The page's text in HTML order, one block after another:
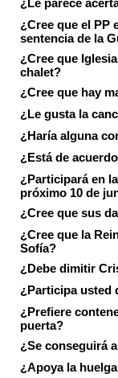
¿Le parece
¿Cree que el PP
sentencia de la
¿Cree que
chalet?
¿Cree que hay
¿Le gusta la
¿Haría alguna
¿Está de
¿Participará en
próximo 10 de
¿Cree que sus
¿Cree que la
Sofía?
¿Debe dimitir
¿Participa usted
¿Prefiere
puerta?
¿Se conseguirá
¿Apoya la